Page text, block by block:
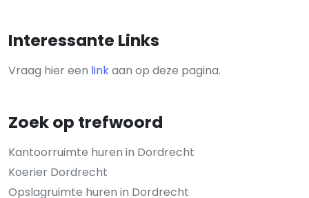
Interessante Links
Vraag hier een linkaan op deze pagina.
Zoek op trefwoord
Kantoorruimte huren in Dordrecht
Koerier Dordrecht
Opslagruimte huren in Dordrecht